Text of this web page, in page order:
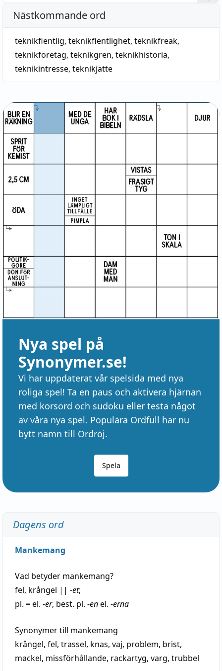
Nästkommande ord
teknikfientlig, teknikfientlighet, teknikfreak,
teknikföretag, teknikgren, teknikhistoria,
teknikintresse, teknikjätte
Nya spel på
Synonymer.se!
Vi har uppdaterat vår spelsida med nya
roliga spel! Ta en paus och aktivera hjärnan
med korsord och sudoku eller testa något
av våra nya spel. Populära Ordfull har nu
bytt namn till Ordröj.
Spela
Dagens ord
Mankemang
Vad betyder mankemang?
fel, krångel || -et;
pl. = el. -er, best. pl. -enel. -erna
Synonymer till mankemang
krångel, fel, trassel, knas, vaj, problem, brist,
mackel, missförhållande, rackartyg, varg, trubbel